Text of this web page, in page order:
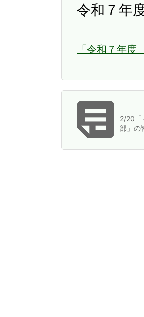
令和７年
「令和７年
2/20「
部」の